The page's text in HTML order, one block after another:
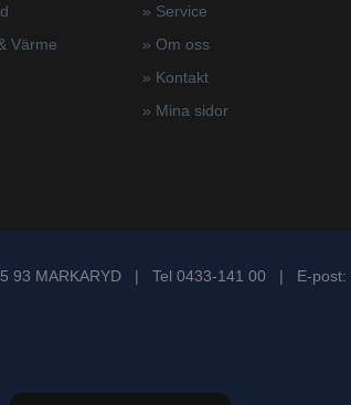
Värme
» Service
» Om oss
» Kontakt
» Mina sidor
93 MARKARYD | Tel 0433-141 00 | E-post: